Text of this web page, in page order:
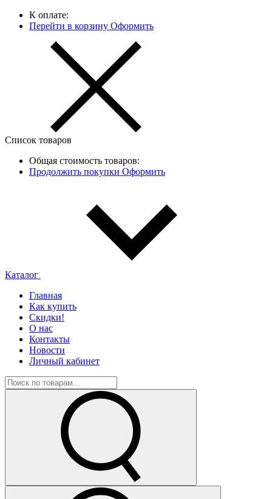
К оплате:
Перейти в корзину Оформить
Список товаров
Общая стоимость товаров:
Продолжить покупки Оформить
Каталог
Главная
Как купить
Скидки!
О нас
Контакты
Новости
Личный кабинет